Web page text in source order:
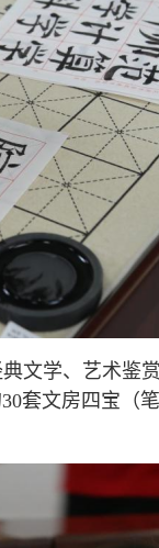
文学、艺术
套文房四宝（